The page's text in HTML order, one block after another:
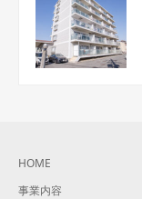
HOME
事業内容